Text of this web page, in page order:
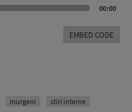
00:00
EMBED CODE
murgeni
stiri interne